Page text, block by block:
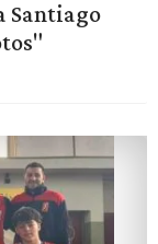
Santiago